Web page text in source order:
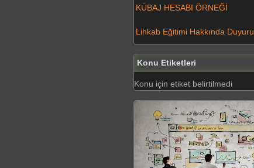
KÜBAJ HESABI ÖRNEĞİ
Lihkab Eğitimi Hakkında Duyuru
Konu Etiketleri
Konu için etiket belirtilmedi